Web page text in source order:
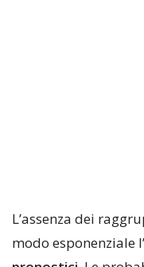
​L’assenza dei
modo esponenziale l’